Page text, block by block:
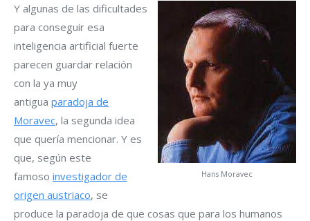
Hans Moravec
Y algunas de las dificultades
para conseguir esa
inteligencia artificial fuerte
parecen guardar relación
con la ya muy
antigua paradoja de
Moravec, la segunda idea
que quería mencionar. Y es
que, según este
famoso investigador de
origen austriaco, se
produce la paradoja de que cosas que para los humanos